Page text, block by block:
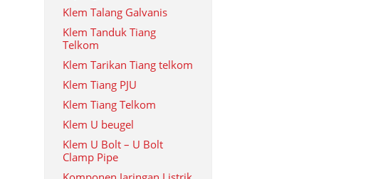
Klem Talang Galvanis
Klem Tanduk Tiang
Telkom
Klem Tarikan Tiang telkom
Klem Tiang PJU
Klem Tiang Telkom
Klem U beugel
Klem U Bolt – U Bolt
Clamp Pipe